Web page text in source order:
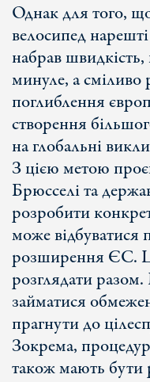
Однак для того,
велосипед
набрав
минуле, а сміливо
поглиблення
створення
на глобальні
З цією метою
Брюсселі та
розробити
може відбуватися
розширення ЄС.
розглядати
займатися
прагнути до
Зокрема,
також мають бути